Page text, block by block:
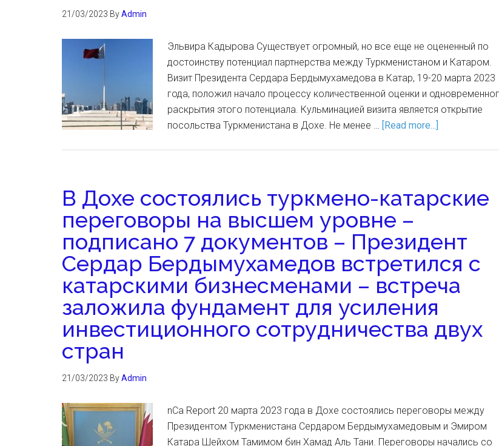
21/03/2023 ByAdmin
Эльвира Кадырова Существует огромный, но все еще не оцененный по
достоинству потенциал партнерства между Туркменистаном и Катаром.
Визит Президента Сердара Бердымухамедова в Катар, 19-20 марта 2023
года, положил начало процессу количественной оценки и
раскрытия этого потенциала. Кульминацией визита является открытие
посольства Туркменистана в Дохе. Не менее … [Read more...]
В Дохе состоялись туркмено-катарские
переговоры на высшем уровне –
подписано 7 документов – Президент
Сердар Бердымухамедов встретился с
катарскими бизнесменами – встреча
заложила фундамент для усиления
инвестиционного сотрудничества двух
стран
21/03/2023 ByAdmin
nCa Report 20 марта 2023 года в Дохе состоялись переговоры между
Президентом Туркменистана Сердаром Бердымухамедовым и Эмиром
Катара Шейхом Тамимом бин Хамад Аль Тани. Переговоры начались со